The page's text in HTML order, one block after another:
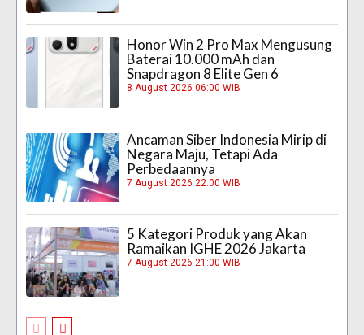
Honor Win 2 Pro Max Mengusung
Baterai 10.000 mAh dan
Snapdragon 8 Elite Gen 6
8 August 2026 06:00 WIB
Ancaman Siber Indonesia Mirip di
Negara Maju, Tetapi Ada
Perbedaannya
7 August 2026 22:00 WIB
5 Kategori Produk yang Akan
Ramaikan IGHE 2026 Jakarta
7 August 2026 21:00 WIB